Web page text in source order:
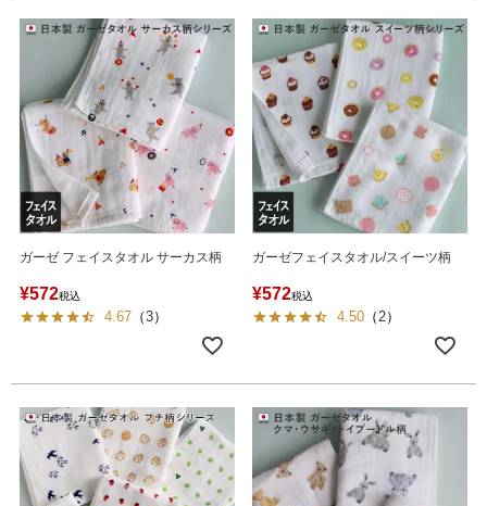
ガーゼ フェイスタオル サーカス柄
¥572税込
4.67 （3）
ガーゼフェイスタオル/スイーツ柄
¥572税込
4.50 （ 2）